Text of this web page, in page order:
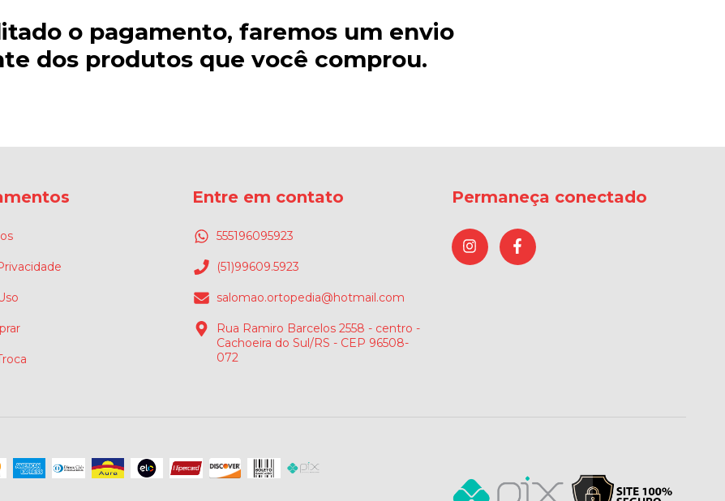
o pagamento, faremos um envio
dos produtos que você comprou.
Entre em contato
555196095923
(51)99609.5923
salomao.ortopedia@hotmail.com
Rua Ramiro Barcelos 2558 - centro -
Cachoeira do Sul/RS - CEP 96508-
072
Permaneça conectado